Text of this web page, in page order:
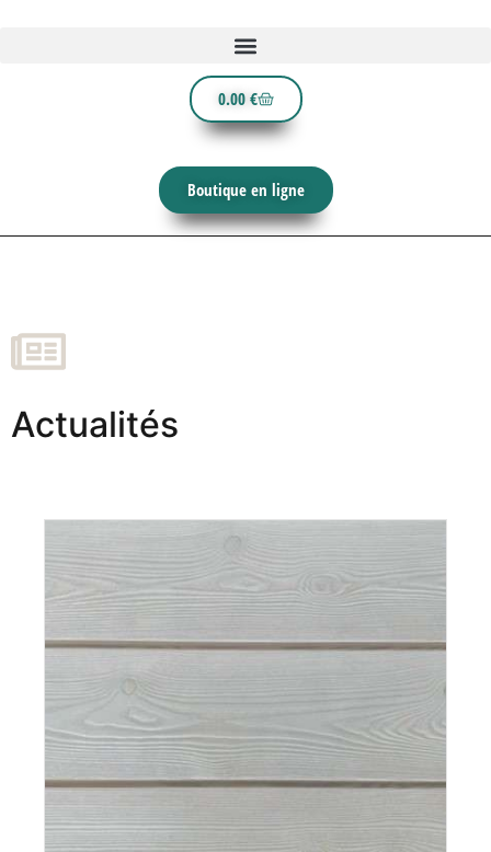
0.00 €
Boutique en ligne
Actualités